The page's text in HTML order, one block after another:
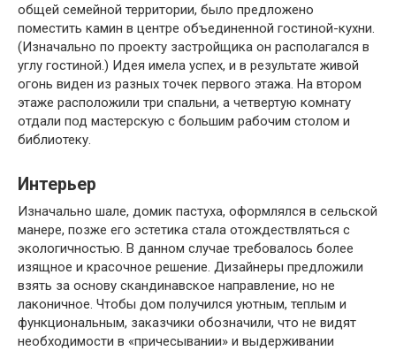
общей семейной территории, было предложено
поместить камин в центре объединенной гостиной-кухни.
(Изначально по проекту застройщика он располагался в
углу гостиной.) Идея имела успех, и в результате живой
огонь виден из разных точек первого этажа. На втором
этаже расположили три спальни, а четвертую комнату
отдали под мастерскую с большим рабочим столом и
библиотеку.
Интерьер
Изначально шале, домик пастуха, оформлялся в сельской
манере, позже его эстетика стала отождествляться с
экологичностью. В данном случае требовалось более
изящное и красочное решение. Дизайнеры предложили
взять за основу скандинавское направление, но не
лаконичное. Чтобы дом получился уютным, теплым и
функциональным, заказчики обозначили, что не видят
необходимости в «причесывании» и выдерживании